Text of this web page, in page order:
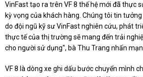
VinFast tạo ra trên VF 8 thế hệ mới đã thực
kỳ vọng của khách hàng. Chúng tôi tin
do đội ngũ kỹ sư VinFast nghiên cứu, phát
thực tế của thị trường sẽ mang đến trải
cho người sử dụng", bà Thu Trang nhấn
VF 8 là dòng xe ghi dấu bước chuyển mình